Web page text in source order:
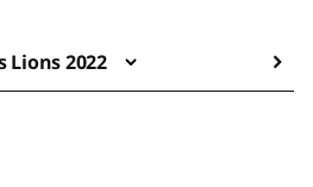
Lions 2022